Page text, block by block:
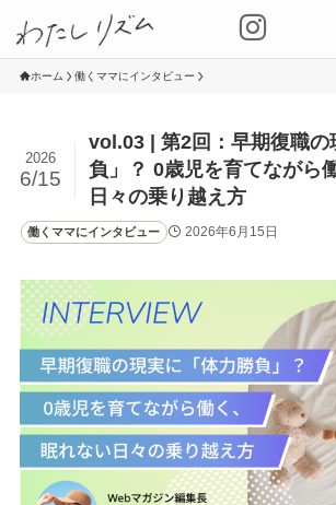
ホーム 働くママにインタビュー
vol.03 | 第2回：早期復職の
負」？ 0歳児を育てながら
日々の乗り越え方
2026
6/15
働くママにインタビュー 2026年6月15日